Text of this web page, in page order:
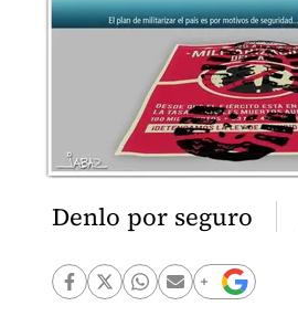
Denlo por seguro